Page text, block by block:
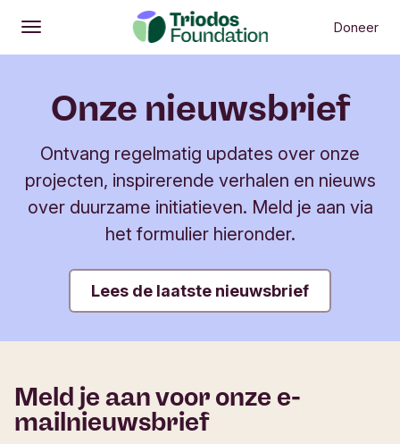
Openen
Hoofdmenu Doneer
Onze nieuwsbrief
Ontvang regelmatig updates over onze
projecten, inspirerende verhalen en nieuws
over duurzame initiatieven. Meld je aan via
het formulier hieronder.
Lees de laatste nieuwsbrief
Meld je aan voor onze e-
mailnieuwsbrief